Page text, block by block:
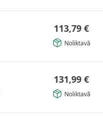
113,79 €
Noliktavā
131,99 €
Noliktavā